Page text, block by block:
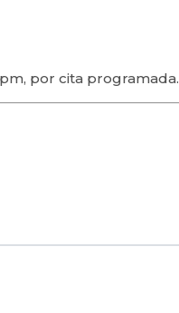
pm, por cita programada.